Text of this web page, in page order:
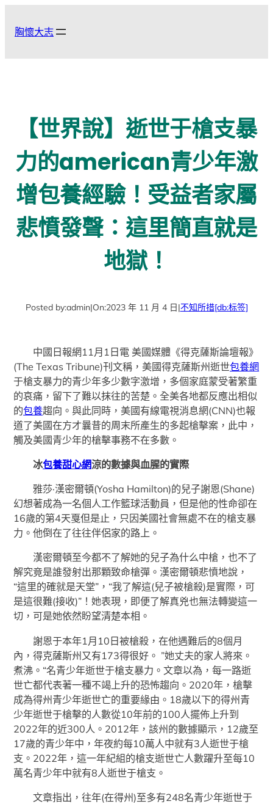
胸懷大志
【世界說】逝世于槍支暴
力的american青少年激
增包養經驗！受益者家屬
悲憤發聲：這里簡直就是
地獄！
Posted by:admin|On:2023 年 11 月 4 日|不知所措[db:标签]
中國日報網11月1日電 美國媒體《得克薩斯論壇報》
(The Texas Tribune)刊文稱，美國得克薩斯州逝世包養網
于槍支暴力的青少年多少數字激增，多個家庭蒙受著繁重
的哀痛，留下了難以抹往的苦楚。全美各地都反應出相似
的包養趨向。與此同時，美國有線電視消息網(CNN)也報
道了美國在方才曩昔的周末所產生的多起槍擊案，此中，
觸及美國青少年的槍擊事務不在多數。
冰包養甜心網涼的數據與血腥的實際
雅莎·漢密爾頓(Yosha Hamilton)的兒子謝恩(Shane)
幻想著成為一名個人工作籃球活動員，但是他的性命卻在
16歲的第4天戛但是止，只因美國社會無處不在的槍支暴
力。他倒在了往往伴侶家的路上。
漢密爾頓至今都不了解她的兒子為什么中槍，也不了
解究竟是誰發射出那顆致命槍彈。漢密爾頓悲憤地說，
“這里的確就是天堂”，“我了解這(兒子被槍殺)是實際，可
是這很難(接收)”！她表現，即便了解真兇也無法轉變這一
切，可是她依然盼望清楚本相。
謝恩于本年1月10日被槍殺，在他遇難后的8個月
內，得克薩斯州又有173得很好。 ”她丈夫的家人將來。
煮沸。“名青少年逝世于槍支暴力。文章以為，每一路逝
世亡都代表著一種不竭上升的恐怖趨向。2020年，槍擊
成為得州青少年逝世亡的重要緣由。18歲以下的得州青
少年逝世于槍擊的人數從10年前的100人擺佈上升到
2022年的近300人。2012年，該州的數據顯示，12歲至
17歲的青少年中，年夜約每10萬人中就有3人逝世于槍
支。2022年，這一年紀組的槍支逝世亡人數躍升至每10
萬名青少年中就有8人逝世于槍支。
文章指出，往年(在得州)至多有248名青少年逝世于